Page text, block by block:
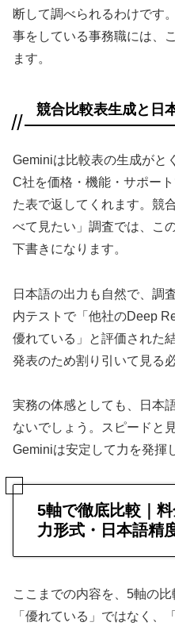
断して調べられるわけです
事をしている事務職には、
ます。
競合比較表生成と日
Geminiは比較表の生成がと
C社を価格・機能・サポー
た表で返してくれます。競
べて見たい」調査では、こ
下書きになります。
日本語の出力も自然で、調
内テストで「他社のDeep
優れている」と評価された
発表のため割り引いて見る
実務の体感としても、日本
ないでしょう。スピードと
Geminiは安定して力を発揮
5軸で徹底比較｜
力形式・日本語精
ここまでの内容を、5軸の
「優れている」ではなく、